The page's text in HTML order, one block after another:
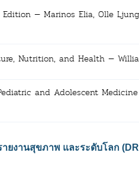
— Marinos Elia, Olle
Nutrition, and Health —
and Adolescent
ยงานสุขภาพ และระดับโลก